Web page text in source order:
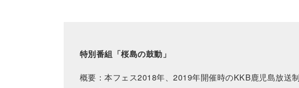
特別番組「桜島の鼓動」
概要：本フェス2018年、2019年開催時のKKB鹿児島放送